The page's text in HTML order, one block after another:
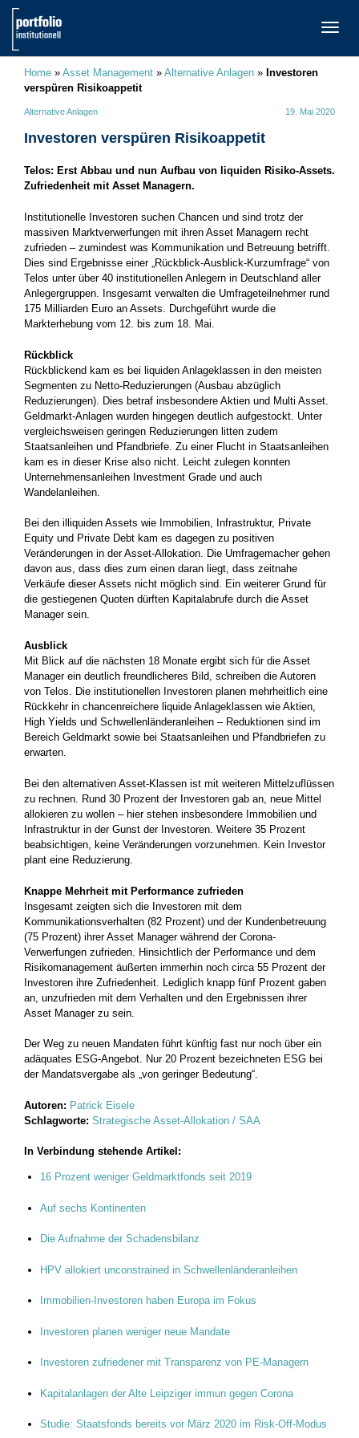
Home » Asset Management » Alternative Anlagen » Investoren
verspüren Risikoappetit
Alternative Anlagen 19. Mai 2020
Investoren verspüren Risikoappetit
Telos: Erst Abbau und nun Aufbau von liquiden Risiko-Assets.
Zufriedenheit mit Asset Managern.
Institutionelle Investoren suchen Chancen und sind trotz der
massiven Marktverwerfungen mit ihren Asset Managern recht
zufrieden – zumindest was Kommunikation und Betreuung betrifft.
Dies sind Ergebnisse einer „Rückblick-Ausblick-Kurzumfrage“ von
Telos unter über 40 institutionellen Anlegern in Deutschland aller
Anlegergruppen. Insgesamt verwalten die Umfrageteilnehmer rund
175 Milliarden Euro an Assets. Durchgeführt wurde die
Markterhebung vom 12. bis zum 18. Mai.
Rückblick
Rückblickend kam es bei liquiden Anlageklassen in den meisten
Segmenten zu Netto-Reduzierungen (Ausbau abzüglich
Reduzierungen). Dies betraf insbesondere Aktien und Multi Asset.
Geldmarkt-Anlagen wurden hingegen deutlich aufgestockt. Unter
vergleichsweisen geringen Reduzierungen litten zudem
Staatsanleihen und Pfandbriefe. Zu einer Flucht in Staatsanleihen
kam es in dieser Krise also nicht. Leicht zulegen konnten
Unternehmensanleihen Investment Grade und auch
Wandelanleihen.
Bei den illiquiden Assets wie Immobilien, Infrastruktur, Private
Equity und Private Debt kam es dagegen zu positiven
Veränderungen in der Asset-Allokation. Die Umfragemacher gehen
davon aus, dass dies zum einen daran liegt, dass zeitnahe
Verkäufe dieser Assets nicht möglich sind. Ein weiterer Grund für
die gestiegenen Quoten dürften Kapitalabrufe durch die Asset
Manager sein.
Ausblick
Mit Blick auf die nächsten 18 Monate ergibt sich für die Asset
Manager ein deutlich freundlicheres Bild, schreiben die Autoren
von Telos. Die institutionellen Investoren planen mehrheitlich eine
Rückkehr in chancenreichere liquide Anlageklassen wie Aktien,
High Yields und Schwellenländeranleihen – Reduktionen sind im
Bereich Geldmarkt sowie bei Staatsanleihen und Pfandbriefen zu
erwarten.
Bei den alternativen Asset-Klassen ist mit weiteren Mittelzuflüssen
zu rechnen. Rund 30 Prozent der Investoren gab an, neue Mittel
allokieren zu wollen – hier stehen insbesondere Immobilien und
Infrastruktur in der Gunst der Investoren. Weitere 35 Prozent
beabsichtigen, keine Veränderungen vorzunehmen. Kein Investor
plant eine Reduzierung.
Knappe Mehrheit mit Performance zufrieden
Insgesamt zeigten sich die Investoren mit dem
Kommunikationsverhalten (82 Prozent) und der Kundenbetreuung
(75 Prozent) ihrer Asset Manager während der Corona-
Verwerfungen zufrieden. Hinsichtlich der Performance und dem
Risikomanagement äußerten immerhin noch circa 55 Prozent der
Investoren ihre Zufriedenheit. Lediglich knapp fünf Prozent gaben
an, unzufrieden mit dem Verhalten und den Ergebnissen ihrer
Asset Manager zu sein.
Der Weg zu neuen Mandaten führt künftig fast nur noch über ein
adäquates ESG-Angebot. Nur 20 Prozent bezeichneten ESG bei
der Mandatsvergabe als „von geringer Bedeutung“.
Autoren: Patrick Eisele
Schlagworte: Strategische Asset-Allokation / SAA
In Verbindung stehende Artikel:
16 Prozent weniger Geldmarktfonds seit 2019
Auf sechs Kontinenten
Die Aufnahme der Schadensbilanz
HPV allokiert unconstrained in Schwellenländeranleihen
Immobilien-Investoren haben Europa im Fokus
Investoren planen weniger neue Mandate
Investoren zufriedener mit Transparenz von PE-Managern
Kapitalanlagen der Alte Leipziger immun gegen Corona
Studie: Staatsfonds bereits vor März 2020 im Risk-Off-Modus